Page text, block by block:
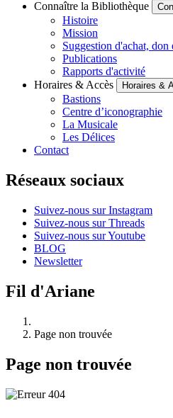
Connaître la Bibliothèque
Histoire
Mission
Suggestion d'achat, don
Publications
Rapports d'activité
Horaires & Accès
Horaires &
Bastions
Centre d’iconographie
La Musicale
Les Délices
Contact
Réseaux sociaux
Suivez-nous sur Instagram
Suivez-nous sur Threads
Suivez-nous sur Youtube
BLOG
Newsletter
Fil d'Ariane
Page non trouvée
Page non trouvée